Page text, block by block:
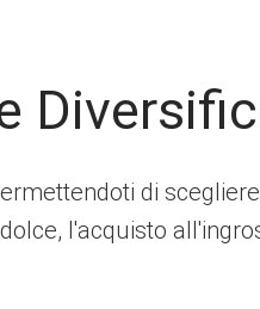
di
l'acquisto